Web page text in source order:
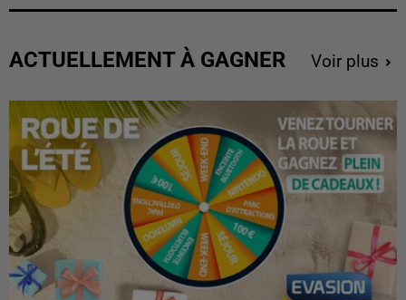
ACTUELLEMENT À GAGNER Voir plus